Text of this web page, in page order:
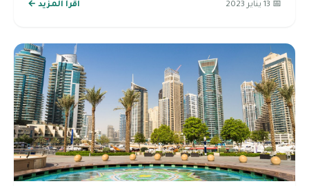
📅 13 يناير 2023 اقرأ المزيد ←